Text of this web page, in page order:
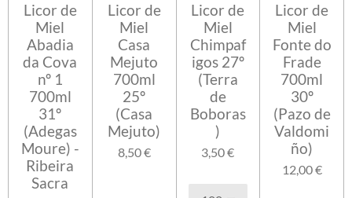
Licor de
Miel
Abadia
da Cova
nº 1
700ml
31º
(Adegas
Moure) -
Ribeira
Sacra
Licor de
Miel
Casa
Mejuto
700ml
25º
(Casa
Mejuto)
8,50 €
Licor de
Miel
Chimpaf
igos 27º
(Terra
de
Boboras
)
3,50 €
Licor de
Miel
Fonte do
Frade
700ml
30º
(Pazo de
Valdomi
ño)
12,00 €